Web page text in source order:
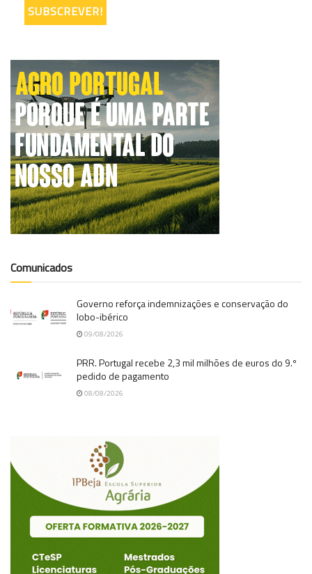
Comunicados
Governo reforça indemnizações e conservação do
lobo-ibérico
09/08/2026
PRR. Portugal recebe 2,3 mil milhões de euros do 9.º
pedido de pagamento
08/08/2026